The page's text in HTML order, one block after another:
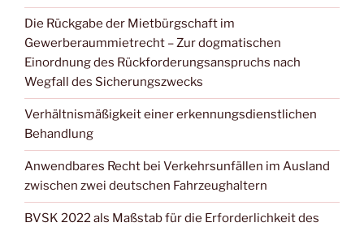
Die Rückgabe der Mietbürgschaft im
Gewerberaummietrecht – Zur dogmatischen
Einordnung des Rückforderungsanspruchs nach
Wegfall des Sicherungszwecks
Verhältnismäßigkeit einer erkennungsdienstlichen
Behandlung
Anwendbares Recht bei Verkehrsunfällen im Ausland
zwischen zwei deutschen Fahrzeughaltern
BVSK 2022 als Maßstab für die Erforderlichkeit des